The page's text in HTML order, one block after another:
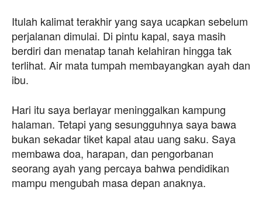
Itulah kalimat terakhir yang saya ucapkan sebelum
perjalanan dimulai. Di pintu kapal, saya masih
berdiri dan menatap tanah kelahiran hingga tak
terlihat. Air mata tumpah membayangkan ayah dan
ibu.
Hari itu saya berlayar meninggalkan kampung
halaman. Tetapi yang sesungguhnya saya bawa
bukan sekadar tiket kapal atau uang saku. Saya
membawa doa, harapan, dan pengorbanan
seorang ayah yang percaya bahwa pendidikan
mampu mengubah masa depan anaknya.